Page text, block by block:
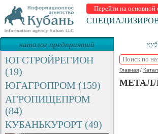
Перейти на основной
каталог предприятий
ЮГСТРОЙРЕГИОН
(19)
ЮГАГРОПРОМ (159)
АГРОПИЩЕПРОМ
(84)
КУБАНЬКУРОРТ (49)
Главная/